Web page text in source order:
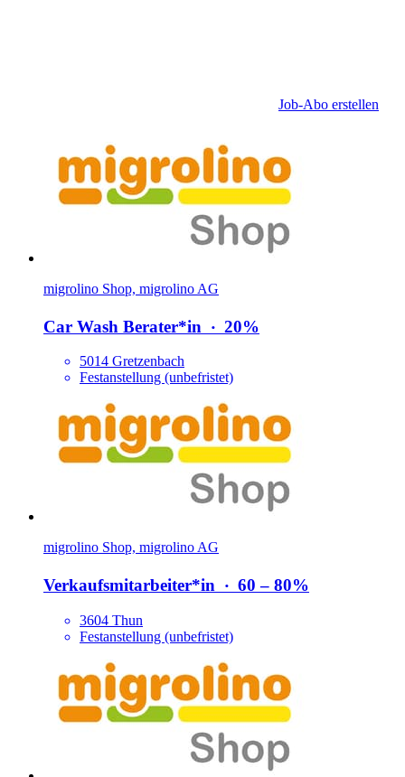
Job-Abo erstellen
migrolino Shop, migrolino AG
Car Wash Berater*​in ‧ 20%
5014 Gretzenbach
Festanstellung (unbefristet)
migrolino Shop, migrolino AG
Verkaufsmitarbeiter*​in ‧ 60 – 80%
3604 Thun
Festanstellung (unbefristet)